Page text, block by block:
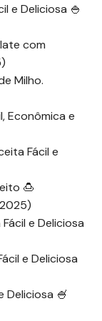
e Deliciosa 🍚
com
Milho.
Econômica e
Fácil e
🍮
e Deliciosa
e Deliciosa
Deliciosa 🍧